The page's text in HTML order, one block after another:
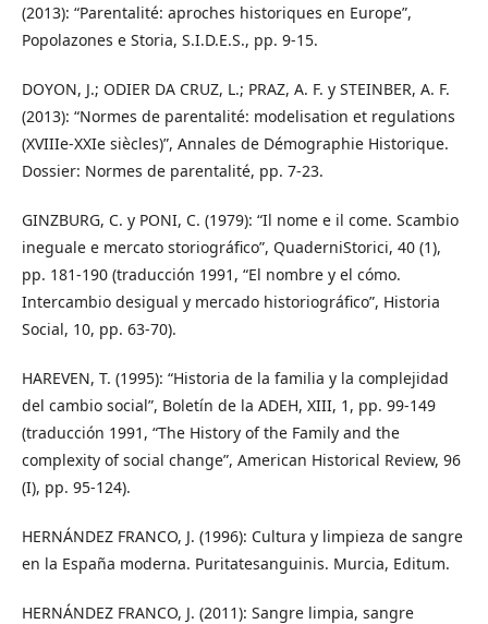
(2013): “Parentalité: aproches historiques en Europe”,
Popolazones e Storia, S.I.D.E.S., pp. 9-15.
DOYON, J.; ODIER DA CRUZ, L.; PRAZ, A. F. y STEINBER, A. F.
(2013): “Normes de parentalité: modelisation et regulations
(XVIIIe-XXIe siècles)”, Annales de Démographie Historique.
Dossier: Normes de parentalité, pp. 7-23.
GINZBURG, C. y PONI, C. (1979): “Il nome e il come. Scambio
ineguale e mercato storiográfico”, QuaderniStorici, 40 (1),
pp. 181-190 (traducción 1991, “El nombre y el cómo.
Intercambio desigual y mercado historiográfico”, Historia
Social, 10, pp. 63-70).
HAREVEN, T. (1995): “Historia de la familia y la complejidad
del cambio social”, Boletín de la ADEH, XIII, 1, pp. 99-149
(traducción 1991, “The History of the Family and the
complexity of social change”, American Historical Review, 96
(I), pp. 95-124).
HERNÁNDEZ FRANCO, J. (1996): Cultura y limpieza de sangre
en la España moderna. Puritatesanguinis. Murcia, Editum.
HERNÁNDEZ FRANCO, J. (2011): Sangre limpia, sangre